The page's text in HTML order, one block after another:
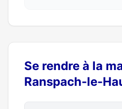
Se rendre à la
Ranspach-le-